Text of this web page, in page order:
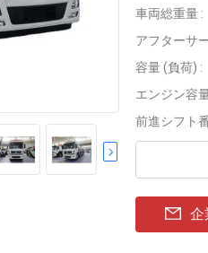
車両総重量 :
アフターサ
容量 (負荷) :
エンジン容
前進シフト
企